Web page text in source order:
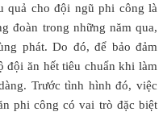
quả cho đội ngũ phi công là
đoàn trong những năm qua,
phát. Do đó, để bảo đảm
đội ăn hết tiêu chuẩn khi làm
Trước tình hình đó, việc
phi công có vai trò đặc biệt